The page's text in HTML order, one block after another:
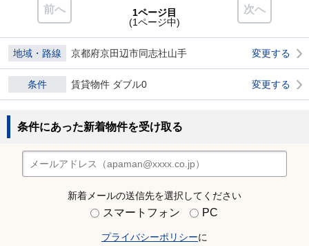
前へ 次へ
1ページ目
(1ページ中)
地域・路線 京都府京田辺市同志社山手 変更する
条件 賃貸物件 ダブル0 変更する
条件にあった新着物件を受け取る
新着メールの送信先を選択してください
スマートフォン PC
プライバシーポリシーに